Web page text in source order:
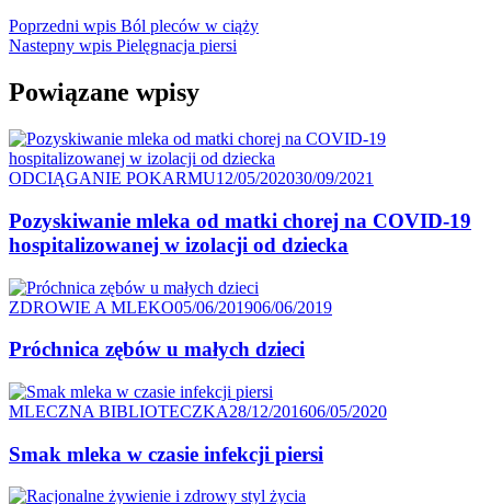
Nawigacja
wpisu
Poprzedni wpis Poprzedni
wpis:
Ból pleców w ciąży
Nastepny wpis Nastepny
Pielęgnacja piersi
Powiązane wpisy
Kategoria
ODCIĄGANIE POKARMUPosted
12/05/202030/09/2021
Pozyskiwanie mleka od matki chorej na COVID-19
hospitalizowanej w izolacji od dziecka
Kategoria
ZDROWIE A MLEKOPosted
05/06/201906/06/2019
Próchnica zębów u małych dzieci
Kategoria
MLECZNA BIBLIOTECZKAPosted
28/12/201606/05/2020
Smak mleka w czasie infekcji piersi